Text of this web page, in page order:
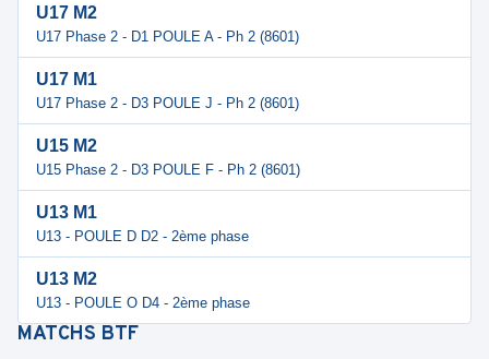
U17 M2
U17 Phase 2 - D1 POULE A - Ph 2 (8601)
U17 M1
U17 Phase 2 - D3 POULE J - Ph 2 (8601)
U15 M2
U15 Phase 2 - D3 POULE F - Ph 2 (8601)
U13 M1
U13 - POULE D D2 - 2ème phase
U13 M2
U13 - POULE O D4 - 2ème phase
MATCHS BTF